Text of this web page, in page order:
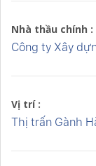
Nhà thầu chính :
Công ty Xây
Vị trí :
Thị trấn Gành